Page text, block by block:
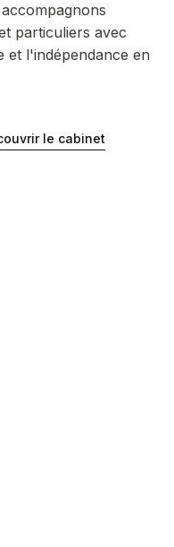
particuliers avec
et l'indépendance en
le cabinet